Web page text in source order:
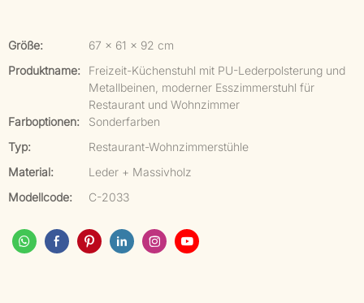
Größe:
67 x 61 x 92 cm
Produktname:
Freizeit-Küchenstuhl mit PU-Lederpolsterung und
Metallbeinen, moderner Esszimmerstuhl für
Restaurant und Wohnzimmer
Farboptionen:
Sonderfarben
Typ:
Restaurant-Wohnzimmerstühle
Material:
Leder + Massivholz
Modellcode:
C-2033